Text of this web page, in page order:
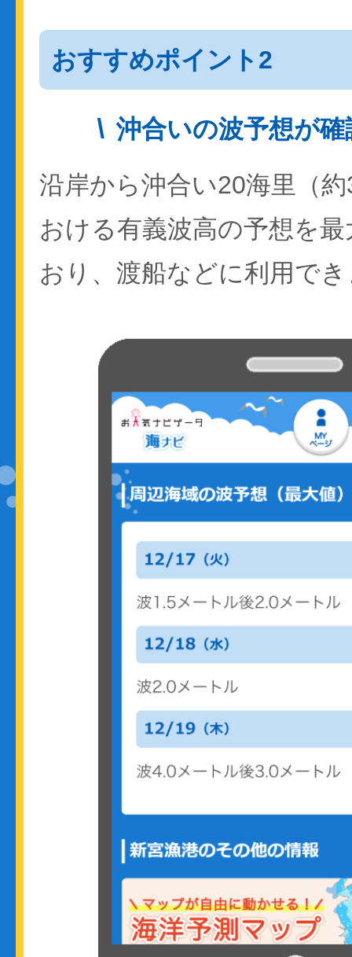
おすすめポイント2
沖合いの波予想が
沿岸から沖合い20海里（
おける有義波高の予想を
おり、渡船などに利用で